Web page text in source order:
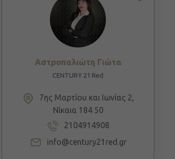
Αστροπαλιώτη Γιώτα
CENTURY 21 Red
7ης Μαρτίου και Ιωνίας 2,
Νίκαια 184 50
2104914908
info@century21red.gr